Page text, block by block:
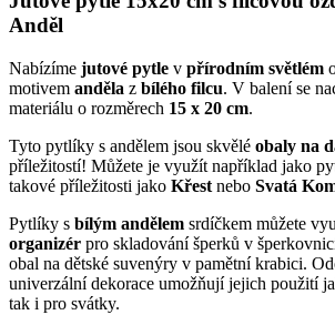
Anděl
Nabízíme jutové pytle v přírodním světlém
motivem anděla z bílého filcu. V balení se
materiálu o rozměrech 15 x 20 cm.
Tyto pytlíky s andělem jsou skvělé obaly na
příležitostí! Můžete je využít například jako
takové příležitosti jako Křest nebo Svatá
Pytlíky s bílým andělem srdíčkem můžete
organizér pro skladování šperků v
obal na dětské suvenýry v pamětní krabici.
univerzální dekorace umožňují jejich použití
tak i pro svátky.